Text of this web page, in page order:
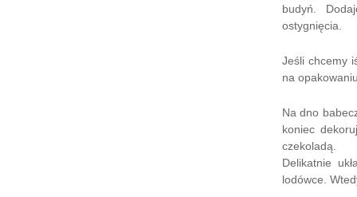
budyń.
ostygnięcia.
Jeśli chcemy
na
Na dno
koniec
czekoladą.
Delikatnie
lodówce.